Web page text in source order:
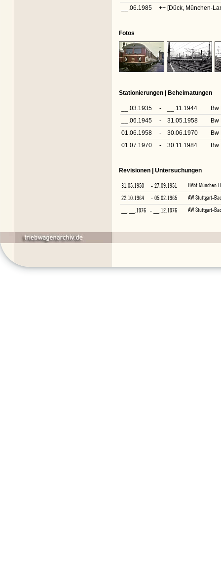
__.06.1985
++ [Dück, München-
Fotos
Stationierungen | Beheimatungen
__.03.1935 - __.11.1944
Bw
__.06.1945
- 31.05.1958
Bw
01.06.1958
- 30.06.1970
Bw
01.07.1970
- 30.11.1984 Bw
Revisionen | Untersuchungen
31.05.1950 - 27.09.1951
BAbt München
22.10.1964
- 05.02.1965
AW Stuttgart-
__.__.1976 - __.12.1976 AW Stuttgart-